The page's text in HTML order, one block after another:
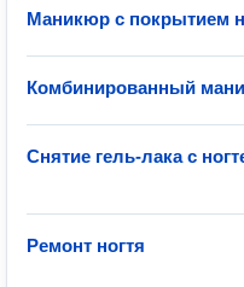
Маникюр с покрытием
Комбинированный
Снятие гель-лака с
Ремонт ногтя